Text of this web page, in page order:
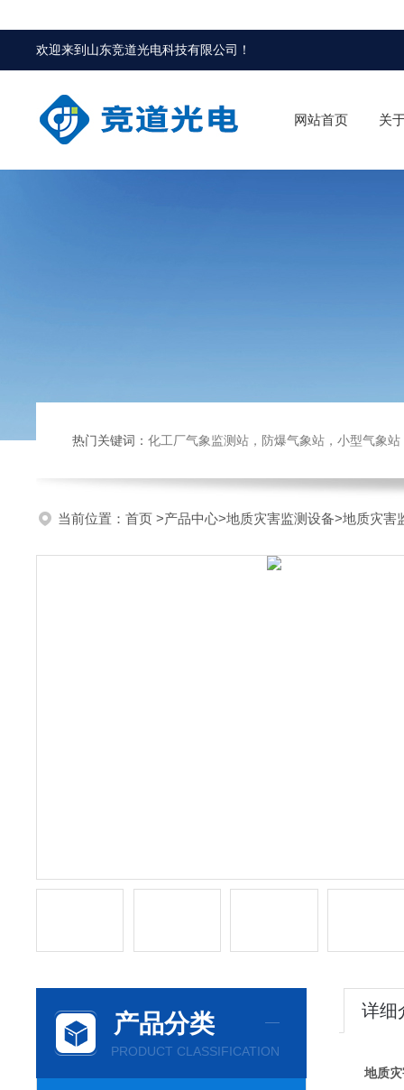
欢迎来到 山东竞道光电科技有限公司 ！
网站首页 关
热门关键词： 化工厂气象监测站，防爆气象站，小型气象站，化
当前位置： 首页 >产品中心>地质灾害监测设备>地质灾害
产品分类
PRODUCT CLASSIFICATION
详细
地质